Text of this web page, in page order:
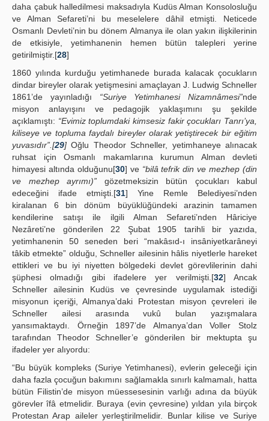
daha çabuk halledilmesi maksadıyla Kudüs Alman Konsolosluğu
ve Alman Sefareti’ni bu meselelere dâhil etmişti. Neticede
Osmanlı Devleti’nin bu dönem Almanya ile olan yakın ilişkilerinin
de etkisiyle, yetimhanenin hemen bütün talepleri yerine
getirilmiştir.[28]
1860 yılında kurduğu yetimhanede burada kalacak çocukların
dindar bireyler olarak yetişmesini amaçlayan J. Ludwig Schneller
1861’de yayınladığı “Suriye Yetimhanesi Nizamnâmesi”nde
misyon anlayışını ve pedagojik yaklaşımını şu şekilde
açıklamıştı: “Evimiz toplumdaki kimsesiz fakir çocukları Tanrı’ya,
kiliseye ve topluma faydalı bireyler olarak yetiştirecek bir eğitim
yuvasıdır”.[29] Oğlu Theodor Schneller, yetimhaneye alınacak
ruhsat için Osmanlı makamlarına kurumun Alman devleti
himayesi altında olduğunu[30] ve “bilâ tefrik din ve mezhep (din
ve mezhep ayrımı)” gözetmeksizin bütün çocukları kabul
edeceğini ifade etmişti.[31] Yine Remle Belediyesi’nden
kiralanan 6 bin dönüm büyüklüğündeki arazinin tamamen
kendilerine satışı ile ilgili Alman Sefareti’nden Hâriciye
Nezâreti’ne gönderilen 22 Şubat 1905 tarihli bir yazıda,
yetimhanenin 50 seneden beri “makâsıd-ı insâniyetkarâneyi
tâkib etmekte” olduğu, Schneller ailesinin hâlis niyetlerle hareket
ettikleri ve bu iyi niyetten bölgedeki devlet görevlilerinin dahi
şüphesi olmadığı gibi ifadelere yer verilmişti.[32] Ancak
Schneller ailesinin Kudüs ve çevresinde uygulamak istediği
misyonun içeriği, Almanya’daki Protestan misyon çevreleri ile
Schneller ailesi arasında vukû bulan yazışmalara
yansımaktaydı. Örneğin 1897’de Almanya’dan Voller Stolz
tarafından Theodor Schneller’e gönderilen bir mektupta şu
ifadeler yer alıyordu:
“Bu büyük kompleks (Suriye Yetimhanesi), evlerin geleceği için
daha fazla çocuğun bakımını sağlamakla sınırlı kalmamalı, hatta
bütün Filistin’de misyon müessesesinin varlığı adına da büyük
görevler îfâ etmelidir. Buraya (evin çevresine) yıldan yıla birçok
Protestan Arap aileler yerleştirilmelidir. Bunlar kilise ve Suriye